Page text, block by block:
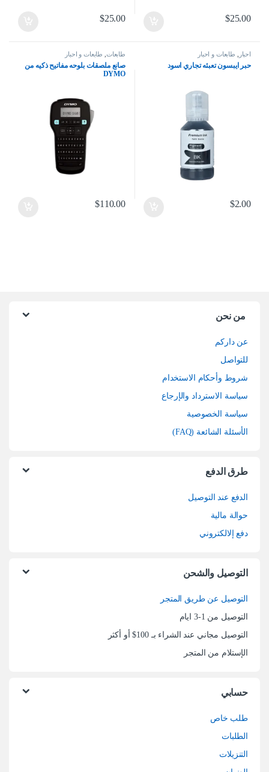
$25.00
$25.00
احبار طابعات و احبار
حبر ايبسون تعبئه تجاري اسود
$2.00
طابعات طابعات و احبار
صانع ملصقات بلوحه مفاتيح ذكيه من
DYMO
$110.00
من نحن
عن داركم
للتواصل
شروط وأحكام الاستخدام
سياسة الاسترداد والإرجاع
سياسة الخصوصية
الأسئلة الشائعة (FAQ)
طرق الدفع
الدفع عند التوصيل
حوالة مالية
دفع إلالكتروني
التوصيل والشحن
التوصيل عن طريق المتجر
التوصيل من 1-3 ايام
التوصيل مجاني عند الشراء بـ 100$ أو أكثر
الإستلام من المتجر
حسابي
طلب خاص
الطلبات
التنزيلات